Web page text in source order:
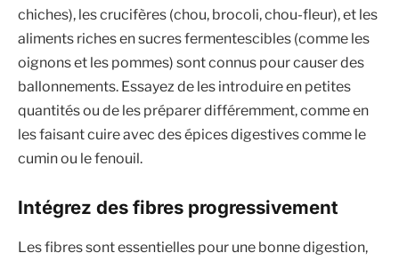
chiches), les crucifères (chou, brocoli, chou-fleur), et les
aliments riches en sucres fermentescibles (comme les
oignons et les pommes) sont connus pour causer des
ballonnements. Essayez de les introduire en petites
quantités ou de les préparer différemment, comme en
les faisant cuire avec des épices digestives comme le
cumin ou le fenouil.
Intégrez des fibres progressivement
Les fibres sont essentielles pour une bonne digestion,